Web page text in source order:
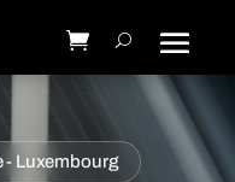
- Luxembourg